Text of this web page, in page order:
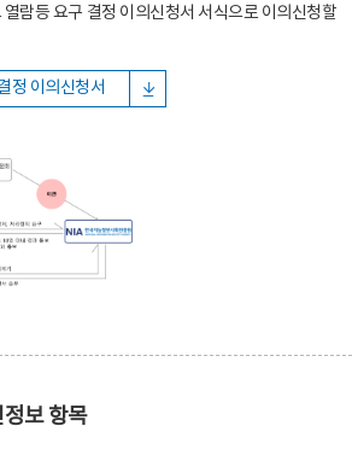
람등 요구 결정 이의신청서 서식으로 이의신청할
정 이의신청서
보 항목